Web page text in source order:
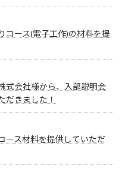
コース(電子工作)の材料を提
式会社様から、入部説明会
だきました！
ース材料を提供していただ